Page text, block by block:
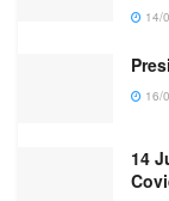
14/
16/
14